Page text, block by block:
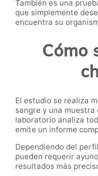
También es una
que simplemente
encuentra su
Cómo
El estudio se realiza
sangre y una
laboratorio analiza
emite un informe
Dependiendo del
pueden requerir
resultados más